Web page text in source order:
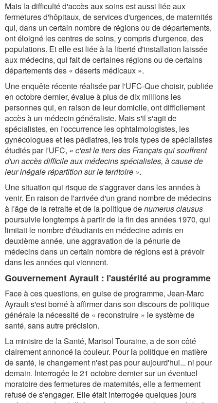
Mais la difficulté d'accès aux soins est aussi liée aux
fermetures d'hôpitaux, de services d'urgences, de maternités
qui, dans un certain nombre de régions ou de départements,
ont éloigné les centres de soins, y compris d'urgence, des
populations. Et elle est liée à la liberté d'installation laissée
aux médecins, qui fait de certaines régions ou de certains
départements des « déserts médicaux ».
Une enquête récente réalisée par l'UFC-Que choisir, publiée
en octobre dernier, évalue à plus de dix millions les
personnes qui, en raison de leur domicile, ont difficilement
accès à un médecin généraliste. Mais s'il s'agit de
spécialistes, en l'occurrence les ophtalmologistes, les
gynécologues et les pédiatres, les trois types de spécialistes
étudiés par l'UFC, « c'est le tiers des Français qui souffrent
d'un accès difficile aux médecins spécialistes, à cause de
leur inégale répartition sur le territoire ».
Une situation qui risque de s'aggraver dans les années à
venir. En raison de l'arrivée d'un grand nombre de médecins
à l'âge de la retraite et de la politique denumerus clausus
poursuivie longtemps à partir de la fin des années 1970, qui
limitait le nombre d'étudiants en médecine admis en
deuxième année, une aggravation de la pénurie de
médecins dans un certain nombre de régions est à prévoir
dans les années qui viennent.
Gouvernement Ayrault : l'austérité au programme
Face à ces questions, en guise de programme, Jean-Marc
Ayrault s'est borné à affirmer dans son discours de politique
générale la nécessité de « reconstruire » le système de
santé, sans autre précision.
La ministre de la Santé, Marisol Touraine, a de son côté
clairement annoncé la couleur. Pour la politique en matière
de santé, le changement n'est pas pour aujourd'hui... ni pour
demain. Interrogée le 21 octobre dernier sur un éventuel
moratoire des fermetures de maternités, elle a fermement
refusé de s'engager. Elle était interrogée quelques jours